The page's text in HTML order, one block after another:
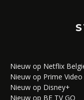
Nieuw op Netflix
Nieuw op Prime Video
Nieuw op Disney+
Nieuw op BE TV GO